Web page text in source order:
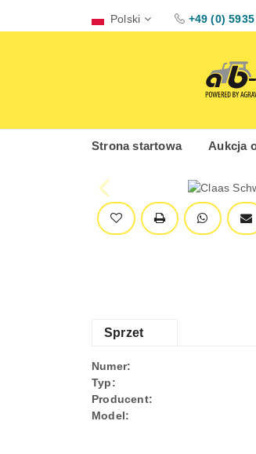
Polski +49 (0)
Strona startowa Aukcja
Sprzet
Numer:
Typ:
Producent:
Model: